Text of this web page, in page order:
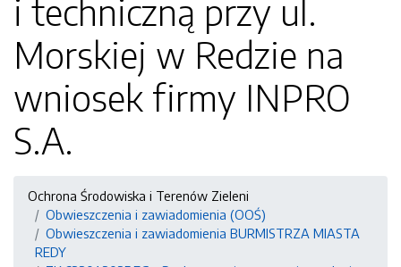
i techniczną przy ul.
Morskiej w Redzie na
wniosek firmy INPRO
S.A.
Ochrona Środowiska i Terenów Zieleni
Obwieszczenia i zawiadomienia (OOŚ)
Obwieszczenia i zawiadomienia BURMISTRZA MIASTA
REDY